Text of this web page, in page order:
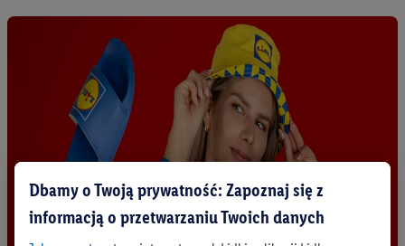
Dbamy o Twoją prywatność: Zapoznaj się z
informacją o przetwarzaniu Twoich danych